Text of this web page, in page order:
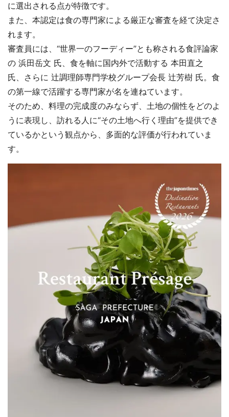
に選出される点が特徴です。
また、本認定は食の専門家による厳正な審査を経て決定さ
れます。
審査員には、“世界一のフーディー”とも称される食評論家
の 浜田岳文 氏、食を軸に国内外で活動する 本田直之
氏、さらに 辻調理師専門学校グループ会長 辻芳樹 氏。食
の第一線で活躍する専門家が名を連ねています。
そのため、料理の完成度のみならず、土地の個性をどのよ
うに表現し、訪れる人に“その土地へ行く理由”を提供でき
ているかという観点から、多面的な評価が行われていま
す。